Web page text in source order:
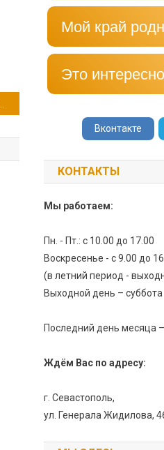
Мой край
Это
Вконтакте
КОНТАКТЫ
Мы работаем:
Пн. - Пт.: с 10.00 до 17.00
Воскресенье - с 9.00 до
(в летний период -
Выходной день – суббота
Последний день месяца
Ждём Вас по адресу:
г. Севастополь,
ул. Генерала Жидилова,